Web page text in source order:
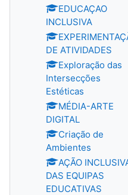
EDUCAÇAO
INCLUSIVA
DE ATIVIDADES
Exploração das
Intersecções
Estéticas
MÉDIA-ARTE
DIGITAL
Criação de
Ambientes
AÇÃO
DAS EQUIPAS
EDUCATIVAS